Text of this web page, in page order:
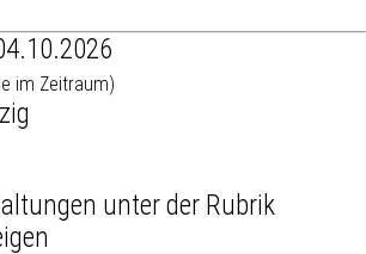
im Zeitraum)